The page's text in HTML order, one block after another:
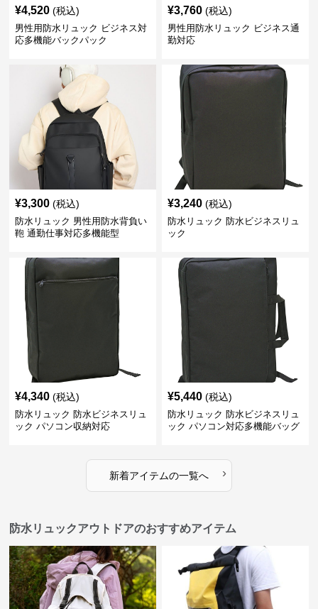
¥4,520 (税込)
男性用防水リュック ビジネス対
応多機能バックパック
¥3,760 (税込)
男性用防水リュック ビジネス通
勤対応
¥3,300 (税込)
防水リュック 男性用防水背負い
鞄 通勤仕事対応多機能型
¥3,240 (税込)
防水リュック 防水ビジネスリュ
ック
¥4,340 (税込)
防水リュック 防水ビジネスリュ
ック パソコン収納対応
¥5,440 (税込)
防水リュック 防水ビジネスリュ
ック パソコン対応多機能バッグ
新着アイテムの一覧へ ›
防水リュックアウトドアのおすすめアイテム